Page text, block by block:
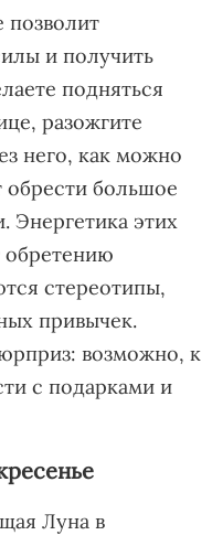
позволит
и получить
подняться
разожгите
него, как можно
обрести большое
Энергетика этих
обретению
стереотипы,
привычек.
возможно, к
с подарками и
Луна в